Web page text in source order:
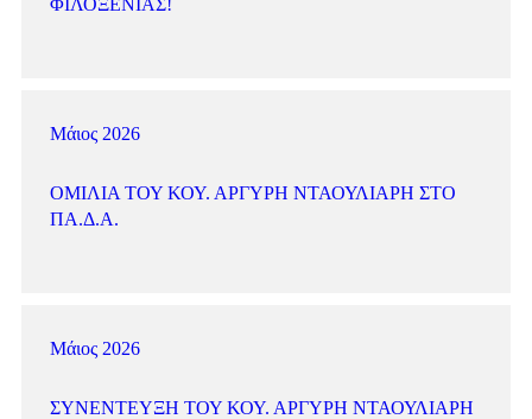
Μάιος 2026
ΟΜΙΛΊΑ ΤΟΥ ΚΟΥ. ΑΡΓΎΡΗ ΝΤΑΟΥΛΙΆΡΗ ΣΤΟ
ΠΑ.Δ.Α.
Μάιος 2026
ΣΥΝΈΝΤΕΥΞΗ ΤΟΥ ΚΟΥ. ΑΡΓΎΡΗ ΝΤΑΟΥΛΙΆΡΗ